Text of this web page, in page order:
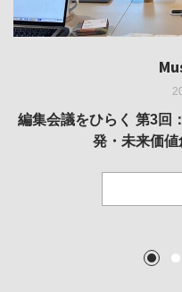
編集会議をひらく 第3回
発・未来価
REVIEW｜果たして美術
作家」とな
REPORT
REVIEW｜菊池聡
REVIEW｜生の存在証
1 2